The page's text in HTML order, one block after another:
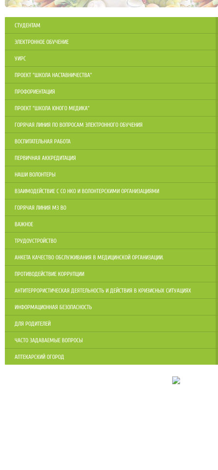
СТУДЕНТАМ
ЭЛЕКТРОННОЕ ОБУЧЕНИЕ
УИРС
ПРОЕКТ "ШКОЛА НАСТАВНИЧЕСТВА"
ПРОФОРИЕНТАЦИЯ
ПРОЕКТ "ШКОЛА ЮНОГО МЕДИКА"
ГОРЯЧАЯ ЛИНИЯ ПО ВОПРОСАМ ЭЛЕКТРОННОГО ОБУЧЕНИЯ
ВОСПИТАТЕЛЬНАЯ РАБОТА
ПЕРВИЧНАЯ АККРЕДИТАЦИЯ
НАШИ ВОЛОНТЕРЫ
ВЗАИМОДЕЙСТВИЕ С СО НКО И ВОЛОНТЕРСКИМИ ОРГАНИЗАЦИЯМИ
ГОРЯЧАЯ ЛИНИЯ МЗ ВО
ВАЖНОЕ
ТРУДОУСТРОЙСТВО
АНКЕТА КАЧЕСТВО ОБСЛУЖИВАНИЯ В МЕДИЦИНСКОЙ ОРГАНИЗАЦИИ.
ПРОТИВОДЕЙСТВИЕ КОРРУПЦИИ
АНТИТЕРРОРИСТИЧЕСКАЯ ДЕЯТЕЛЬНОСТЬ И ДЕЙСТВИЯ В КРИЗИСНЫХ СИТУАЦИЯХ
ИНФОРМАЦИОННАЯ БЕЗОПАСНОСТЬ
ДЛЯ РОДИТЕЛЕЙ
ЧАСТО ЗАДАВАЕМЫЕ ВОПРОСЫ
АПТЕКАРСКИЙ ОГОРОД